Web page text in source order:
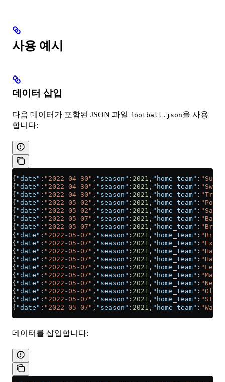
사용 예시
데이터 삽입
다음 데이터가 포함된 JSON 파일 football.json을 사용
합니다:
{ "date" : "2022-04-30" , "season" : 2021 , "home_team" :
{ "date" : "2022-04-30" , "season" : 2021 , "home_team" :
{ "date" : "2022-04-30" , "season" : 2021 , "home_team" :
{ "date" : "2022-05-02" , "season" : 2021 , "home_team" : "Port
{ "date" : "2022-05-02" , "season" : 2021 , "home_team" :
{ "date" : "2022-05-07" , "season" : 2021 , "home_team" :
{ "date" : "2022-05-07" , "season" : 2021 , "home_team" :
{ "date" : "2022-05-07" , "season" : 2021 , "home_team" :
{ "date" : "2022-05-07" , "season" : 2021 , "home_team" :
{ "date" : "2022-05-07" , "season" : 2021 , "home_team" :
{ "date" : "2022-05-07" , "season" : 2021 , "home_team" :
{ "date" : "2022-05-07" , "season" : 2021 , "home_team" :
{ "date" : "2022-05-07" , "season" : 2021 , "home_team" :
{ "date" : "2022-05-07" , "season" : 2021 , "home_team" :
{ "date" : "2022-05-07" , "season" : 2021 , "home_team" :
{ "date" : "2022-05-07" , "season" : 2021 , "home_team" :
{ "date" : "2022-05-07" , "season" : 2021 , "home_team" :
데이터를 삽입합니다: